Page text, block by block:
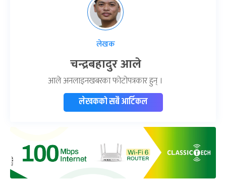
लेखक
चन्द्रबहादुर आले
आले अनलाइनखबरका फोटोपत्रकार हुन् ।
लेखकको सबै आर्टिकल